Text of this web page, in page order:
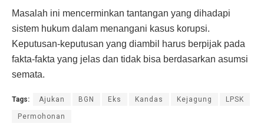
Masalah ini mencerminkan tantangan yang dihadapi
sistem hukum dalam menangani kasus korupsi.
Keputusan-keputusan yang diambil harus berpijak pada
fakta-fakta yang jelas dan tidak bisa berdasarkan asumsi
semata.
Tags: Ajukan BGN Eks Kandas Kejagung LPSK
Permohonan